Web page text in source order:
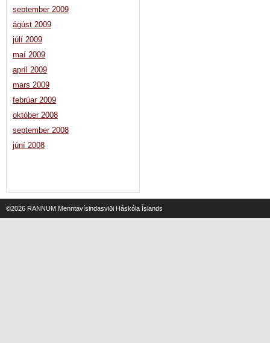
september 2009
ágúst 2009
júlí 2009
maí 2009
apríl 2009
mars 2009
febrúar 2009
október 2008
september 2008
júní 2008
©2026 RANNUM Menntavísindasviði Háskóla Íslands